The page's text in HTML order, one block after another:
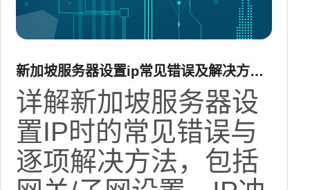
新加坡服务器设置ip常见错误及解决方法
详解
详解新加坡服务器设
置IP时的常见错误与
逐项解决方法，包括